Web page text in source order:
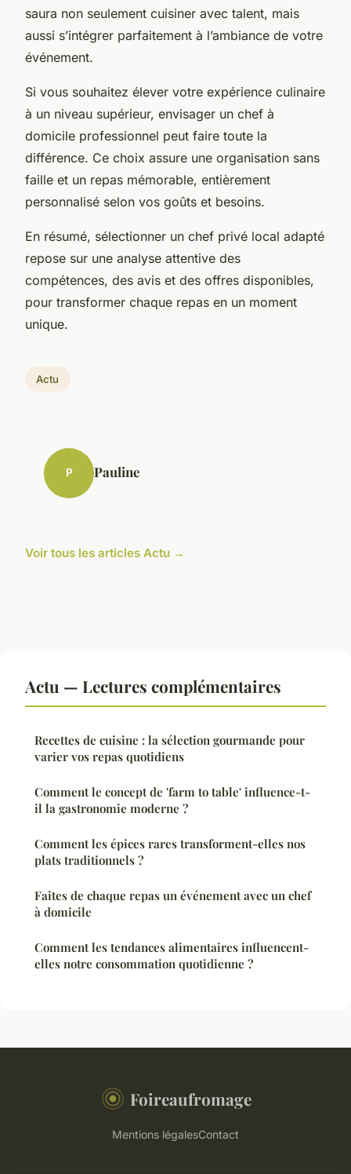
saura non seulement cuisiner avec talent, mais
aussi s’intégrer parfaitement à l’ambiance de votre
événement.
Si vous souhaitez élever votre expérience culinaire
à un niveau supérieur, envisager un chef à
domicile professionnel peut faire toute la
différence. Ce choix assure une organisation sans
faille et un repas mémorable, entièrement
personnalisé selon vos goûts et besoins.
En résumé, sélectionner un chef privé local adapté
repose sur une analyse attentive des
compétences, des avis et des offres disponibles,
pour transformer chaque repas en un moment
unique.
Actu
P Pauline
Voir tous les articles Actu →
Actu — Lectures complémentaires
Recettes de cuisine : la sélection gourmande pour
varier vos repas quotidiens
Comment le concept de 'farm to table' influence-t-
il la gastronomie moderne ?
Comment les épices rares transforment-elles nos
plats traditionnels ?
Faites de chaque repas un événement avec un chef
à domicile
Comment les tendances alimentaires influencent-
elles notre consommation quotidienne ?
Foireaufromage
Mentions légalesContact